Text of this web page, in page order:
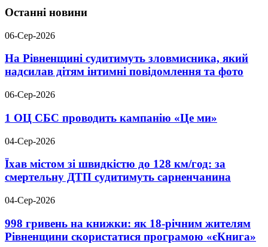
Останні новини
06-Сер-2026
На Рівненщині судитимуть зловмисника, який
надсилав дітям інтимні повідомлення та фото
06-Сер-2026
1 ОЦ СБС проводить кампанію «Це ми»
04-Сер-2026
Їхав містом зі швидкістю до 128 км/год: за
смертельну ДТП судитимуть сарненчанина
04-Сер-2026
998 гривень на книжки: як 18-річним жителям
Рівненщини скористатися програмою «єКнига»